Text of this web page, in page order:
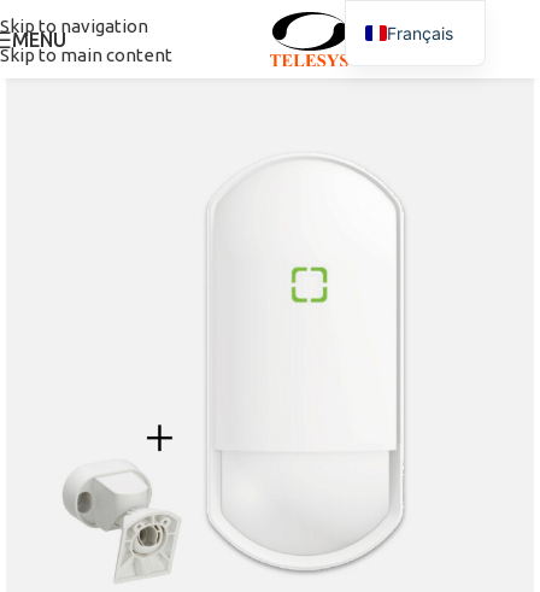
Skip to navigation
Skip to main content
MENU Français